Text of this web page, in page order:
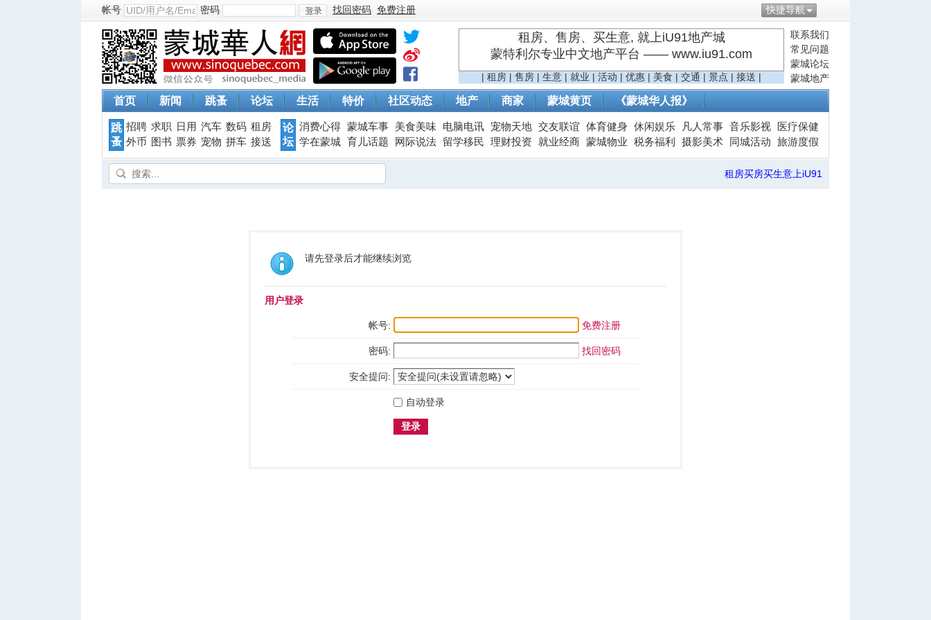
快捷导航
帐号 密码
登
找回密码 免费注册
联系我们
常见问题
蒙城论坛
蒙城地产
租房、售房、买生意, 就上iU91地产城
蒙特利尔专业中文地产平台 —— www.iu91.com
| 租房 | 售房 | 生意 | 就业 | 活动 | 优惠 | 美食 | 交通 | 景点 | 接送 |
首页 新闻 跳蚤 论坛 生活 特价 社区动态 地产 商家 蒙城黄页 《蒙城华人报》
跳
蚤
招聘 求职 日用 汽车 数码 租房
外币
图书 票券 宠物 拼车 接送
论
坛
消费心得 蒙城车事 美食美味 电脑电讯 宠物天地 交友联谊 体育健身 休闲娱乐 凡人常事 音乐影视
医疗保健
学在蒙城 育儿话题 网际说法 留学移民 理财投资 就业经商 蒙城物业 税务福利 摄影美术 同城活动 旅游度假
租房买房买生意上iU91
请先登录后才能继续浏览
用户登录
帐号: 免费注册
密码: 找回密码
安全提问:
自动登录
登录